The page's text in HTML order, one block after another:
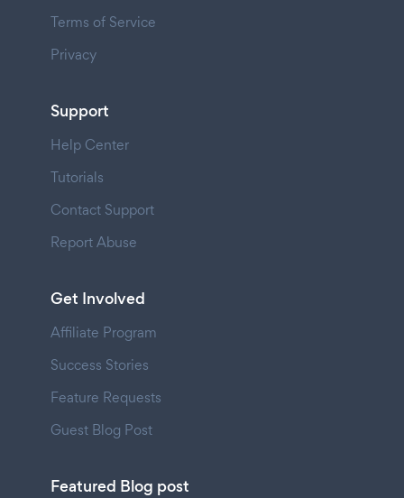
Terms of Service
Privacy
Support
Help Center
Tutorials
Contact Support
Report Abuse
Get Involved
Affiliate Program
Success Stories
Feature Requests
Guest Blog Post
Featured Blog post